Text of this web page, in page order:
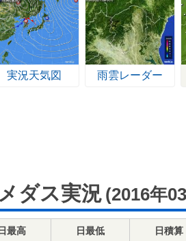
実況天気図 雨雲レーダー
ダス実況 (2016年
日最高
日最低
日積算